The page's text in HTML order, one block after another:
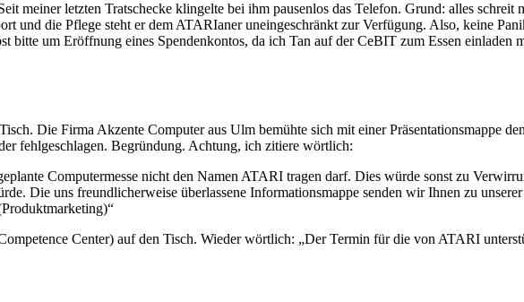
meiner letzten Tratschecke klingelte bei ihm pausenlos das Telefon. Grund: alles
und die Pflege steht er dem ATARIaner uneingeschränkt zur Verfügung. Also, keine
bitte um Eröffnung eines Spendenkontos, da ich Tan auf der CeBIT zum Essen
Die Firma Akzente Computer aus Ulm bemühte sich mit einer Präsentationsmappe
fehlgeschlagen. Begründung. Achtung, ich zitiere wörtlich:
Computermesse nicht den Namen ATARI tragen darf. Dies würde sonst zu
Die uns freundlicherweise überlassene Informationsmappe senden wir Ihnen zu
Center) auf den Tisch. Wieder wörtlich: „Der Termin für die von ATARI